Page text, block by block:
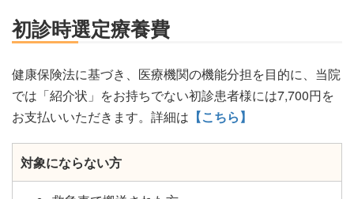
初診時選定療養費
健康保険法に基づき、医療機関の機能分担を目的に、当院
では「紹介状」をお持ちでない初診患者様には7,700円を
お支払いいただきます。詳細は 【こちら】
対象にならない方